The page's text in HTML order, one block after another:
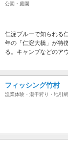
公園・庭園
仁淀ブルーで知られる
年の「仁淀大橋」が特
る。キャンプなどのア
フィッシング竹村
漁業体験・潮干狩り・地引網